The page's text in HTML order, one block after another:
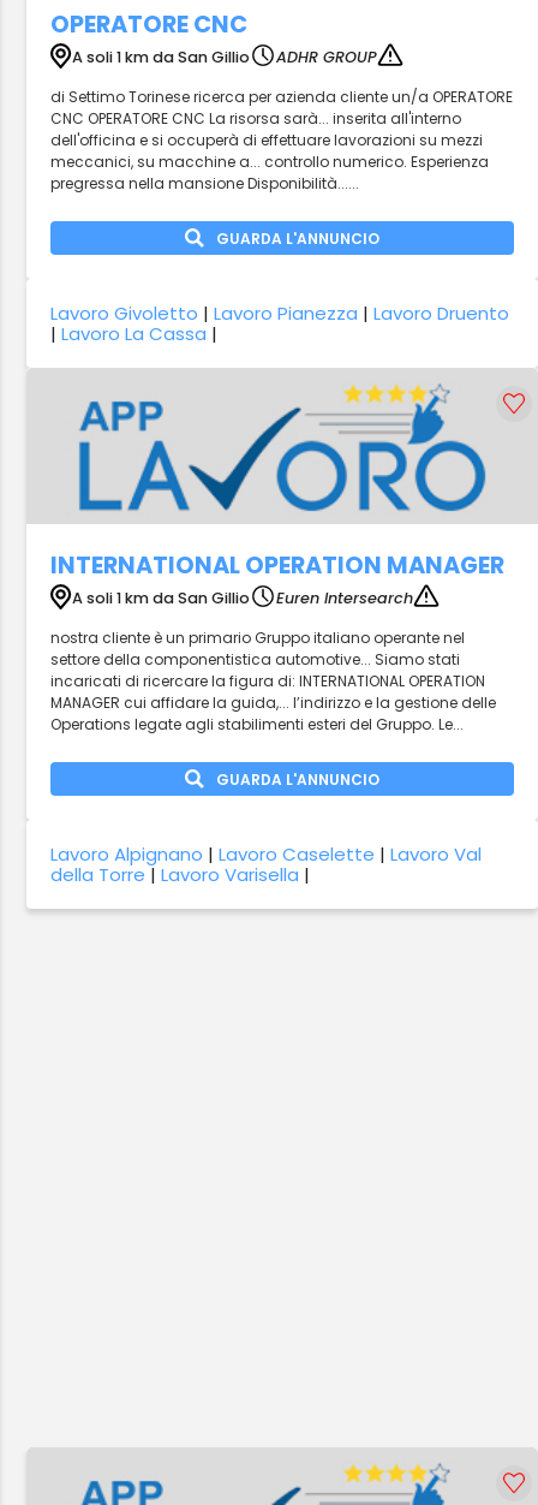
OPERATORE CNC
A soli 1 km da San Gillio
ADHR GROUP
di Settimo Torinese ricerca per azienda cliente un/a OPERATORE
CNC OPERATORE CNC La risorsa sarà... inserita all'interno
dell'officina e si occuperà di effettuare lavorazioni su mezzi
meccanici, su macchine a... controllo numerico. Esperienza
pregressa nella mansione Disponibilità......
GUARDA L'ANNUNCIO
Lavoro Givoletto |Lavoro Pianezza |Lavoro Druento
|Lavoro La Cassa |
INTERNATIONAL OPERATION MANAGER
A soli 1 km da San Gillio
Euren Intersearch
nostra cliente è un primario Gruppo italiano operante nel
settore della componentistica automotive... Siamo stati
incaricati di ricercare la figura di: INTERNATIONAL OPERATION
MANAGER cui affidare la guida,... l’indirizzo e la gestione delle
Operations legate agli stabilimenti esteri del Gruppo. Le...
GUARDA L'ANNUNCIO
Lavoro Alpignano |Lavoro Caselette |Lavoro Val
della Torre |Lavoro Varisella |